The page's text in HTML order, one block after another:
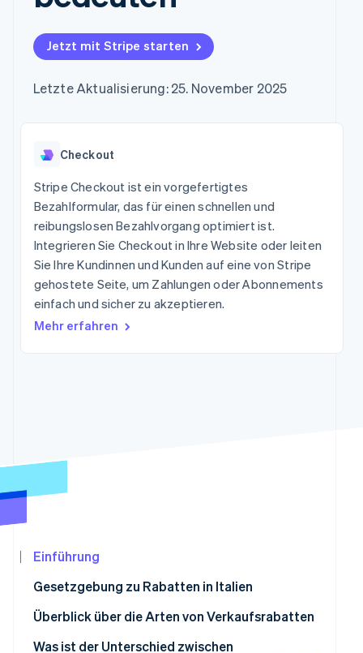
125
Terminal
Zahlungen vor Ort
Boost
Autorisierungsraten
Beschleunigter
Financial
Connections
Verbundene
Finanzdaten
Mehr
Product roadmap
Ausblick
Radar
Stripe-Sessions 2026
Erfahren Sie, wie Stripe Lösungen für die
Jetzt ansehen
Geldmanagement
SaaS
Bewirtung, Reisen und
Freizeit
Versicherungen
Medien und
Unterhaltung
Gemeinnützige
Organisationen
Fachdienstleistungen
Öffentlicher Sektor
Einzelhandel
Marktplatz auf
Abonnementverwaltung
nutzungsbasierte
Abrechnung um
Karten ausgeben: So
Diensten mit Agenten
Ressourcen
App-Integrationen
Code-Beispiele
Entwickler-Blog
API-Status
Stripe Sessions
Karriere
Stripe Press
kontaktieren
Partner werden
Jetzt mit Stripe starten
Letzte Aktualisierung: 25. November 2025
Checkout
Stripe Checkout ist ein vorgefertigtes
Bezahlformular, das für einen schnellen und
reibungslosen Bezahlvorgang optimiert ist.
Integrieren Sie Checkout in Ihre Website oder leiten
Sie Ihre Kundinnen und Kunden auf eine von Stripe
gehostete Seite, um Zahlungen oder Abonnements
einfach und sicher zu akzeptieren.
Mehr erfahren
Einführung
Gesetzgebung zu Rabatten in Italien
Gesetz 114/1998
Gesetzesdekret Nr. 26 vom 7. März 2023
Überblick über die Arten von Verkaufsrabatten
Arten von Rabatten
Was ist der Unterschied zwischen